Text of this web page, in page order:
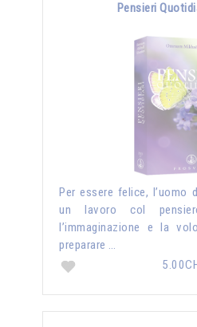
Pensieri
Per essere felice, l’uomo
un lavoro col
l’immaginazione e la
preparare …